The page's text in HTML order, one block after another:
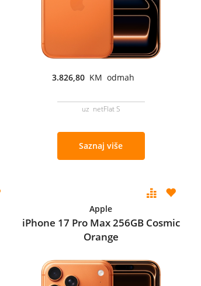
3.826,80 KM odmah
uz netFlat S
Saznaj više
Apple
iPhone 17 Pro Max 256GB Cosmic
Orange